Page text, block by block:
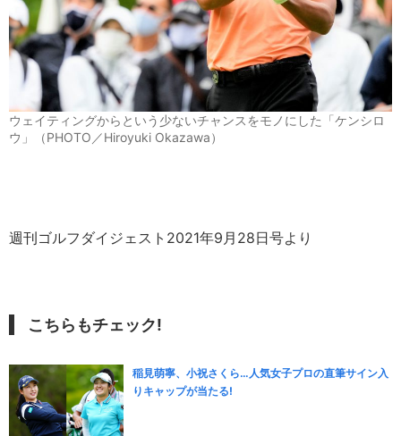
ウェイティングからという少ないチャンスをモノにした「ケンシロ
ウ」（PHOTO／Hiroyuki Okazawa）
週刊ゴルフダイジェスト2021年9月28日号より
こちらもチェック!
稲見萌寧、小祝さくら…人気女子プロの直筆サイン入
りキャップが当たる!